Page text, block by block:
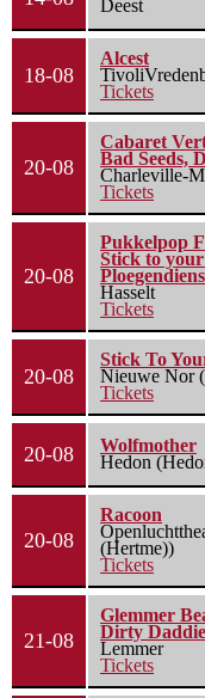
Deest
18-08
Alcest
Tickets
20-08
Cabaret
Bad Seeds,
Charleville-
Tickets
20-08
Pukkelpop
Stick to
Hasselt
Tickets
20-08
Stick To
Nieuwe Nor
Tickets
20-08
Wolfmother
Hedon
20-08
Racoon
(Hertme))
Tickets
21-08
Glemmer
Dirty
Lemmer
Tickets